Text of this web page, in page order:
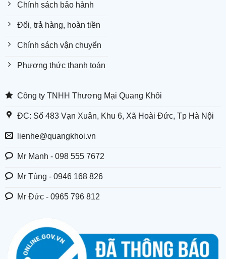
Chính sách bảo hành
Đổi, trả hàng, hoàn tiền
Chính sách vận chuyển
Phương thức thanh toán
Công ty TNHH Thương Mại Quang Khôi
ĐC: Số 483 Vạn Xuân, Khu 6, Xã Hoài Đức, Tp Hà Nội
lienhe@quangkhoi.vn
Mr Mạnh - 098 555 7672
Mr Tùng - 0946 168 826
Mr Đức - 0965 796 812